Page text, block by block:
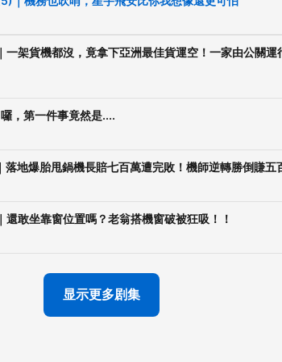
促之下第三部曲《誰在搞飛
黑五機長瘋狂詹姆士的苦勞奴
記》接著誕生！ 近年來經常受邀
歷及故事...成為電視台固定班
名嘴! 頻道不定期提供飛機
等相關資訊及直播影片。.....
◢​ 立即加入
▎每雙週一支會員獨享影片 ▎還
有不定時的會員尊屬好康，超
的！​ ​ ◤ 每雙週一 管制區會員
一架貨機都沒，竟拿下亞洲最佳貨運空！一家由公關運
，第一件事竟然是....
落地爆胎甩鍋機長賠七百萬遭完敗！機師逆轉勝倒賺五
還敢坐靠窗位置嗎？老翁搭機窗破被狂吸！！
显示更多剧集